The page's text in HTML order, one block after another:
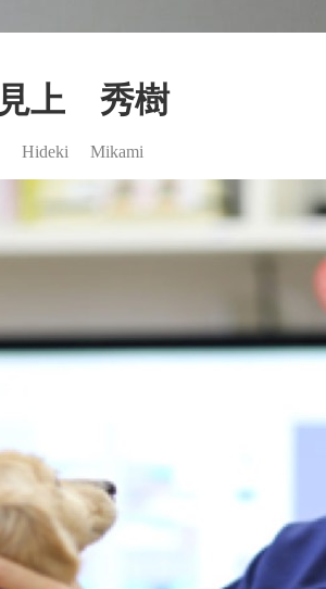
見上 秀樹
Hideki Mikami